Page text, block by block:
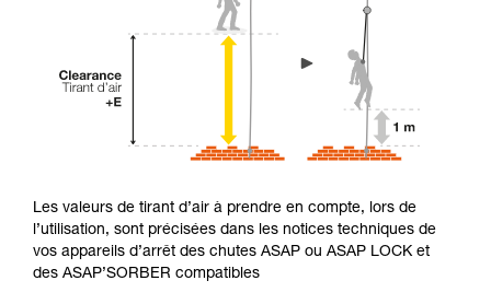
Les valeurs de tirant d’air à prendre en compte, lors de
l’utilisation, sont précisées dans les notices techniques de
vos appareils d’arrêt des chutes ASAP ou ASAP LOCK et
des ASAP’SORBER compatibles